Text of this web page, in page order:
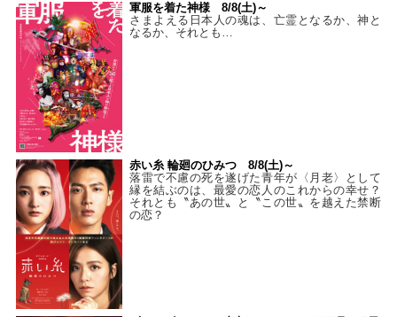
軍服を着た神様 8/8(土)～
さまよえる日本人の魂は、亡霊となるか、神と
なるか、それとも…
赤い糸 輪廻のひみつ 8/8(土)～
落雷で不慮の死を遂げた青年が〈月老〉として
縁を結ぶのは、最愛の恋人のこれからの幸せ？
それとも〝あの世〟と〝この世〟を越えた禁断
の恋？